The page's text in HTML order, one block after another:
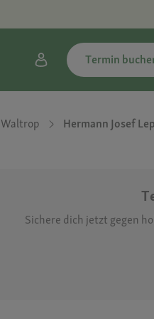
Termin
Waltrop Hermann Josef
Sichere dich jetzt gegen